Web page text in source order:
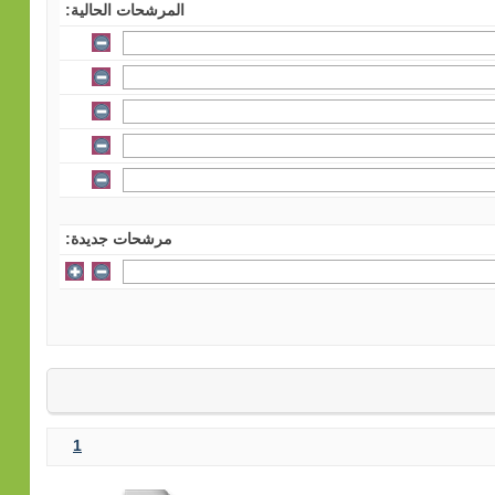
المرشحات الحالية:
مرشحات جديدة:
1